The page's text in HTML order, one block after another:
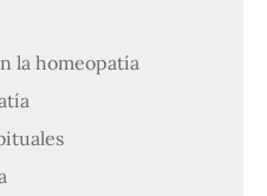
la homeopatía